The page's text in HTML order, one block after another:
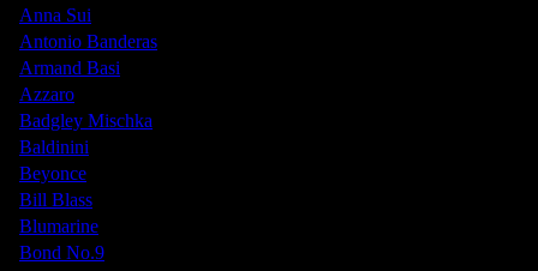
Anna Sui
Antonio Banderas
Armand Basi
Azzaro
Badgley Mischka
Baldinini
Beyonce
Bill Blass
Blumarine
Bond No.9